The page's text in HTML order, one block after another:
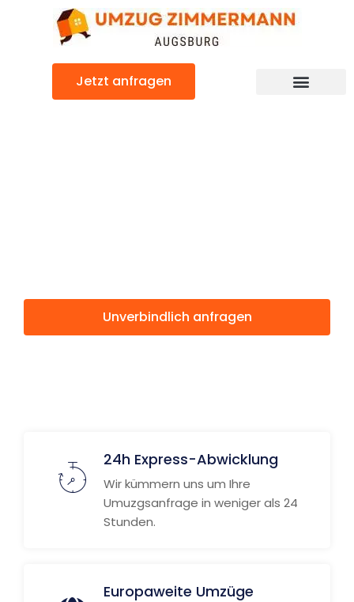
Jetzt anfragen
Unverbindlich anfragen
24h Express-Abwicklung
Wir kümmern uns um Ihre
Umuzgsanfrage in weniger als 24
Stunden.
Europaweite Umzüge